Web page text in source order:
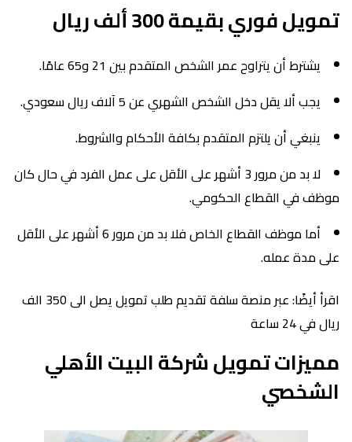
تمويل فوري بقيمة 300 ألف ريال
يشترط أن يتراوح عمر الشخص المتقدم بين 21 و65 عامًا.
يجب ألا يقل دخل الشخص الشهري عن 5 آلاف ريال سعودي.
ينبغي أن يلتزم المتقدم بكافة الأحكام والشروط.
لا بد من مرور 3 أشهر على الأقل على عمل الفرد في حال كان
موظف في القطاع الحكومي.
أما موظف القطاع الخاص فلا بد من مرور 6 أشهر على الأقل
على مدة عمله.
اقرأ أيضًا: عبر منصة سلفة تقديم طلب تمويل يصل الى 350 الف
ريال في 24 ساعة
مميزات تمويل شركة البيت الأهلي
الشخصي